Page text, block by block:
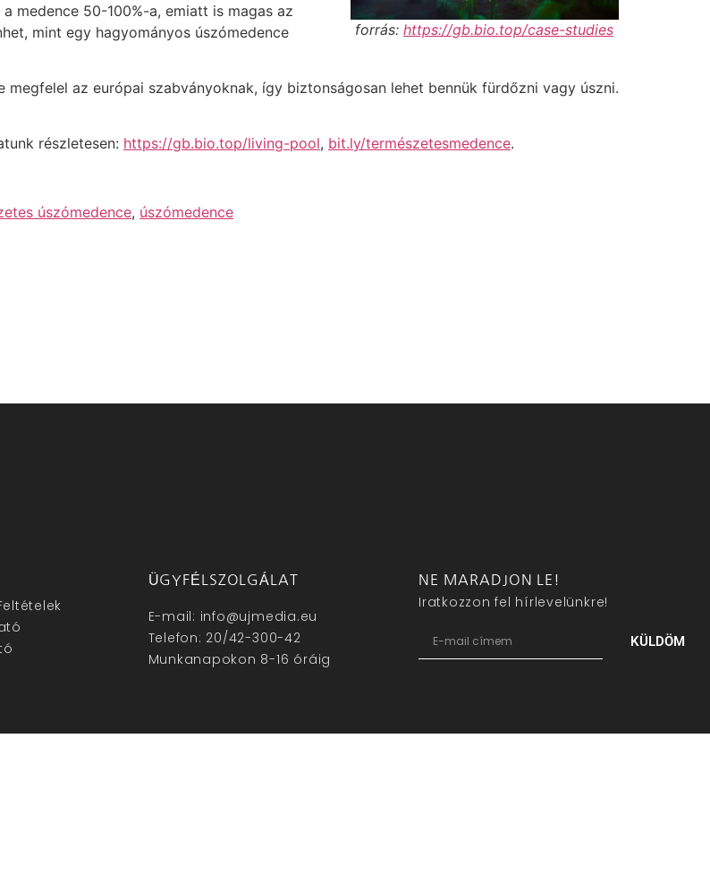
forrás: https://gb.bio.top/case-studies
medence 50-100%-a, emiatt is magas az
mint egy hagyományos úszómedence
az európai szabványoknak, így biztonságosan lehet bennük fürdőzni vagy úszni.
részletesen: https://gb.bio.top/living-pool, bit.ly/természetesmedence.
úszómedence, úszómedence
ÜGYFÉLSZOLGÁLAT
E-mail: info@ujmedia.eu
Telefon: 20/42-300-42
Munkanapokon 8-16 óráig
NE MARADJON LE!
Iratkozzon fel hírlevelünkre!
KÜLDÖM